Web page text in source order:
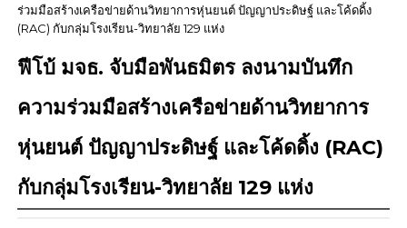
ร่วมมือสร้างเครือข่ายด้านวิทยาการหุ่นยนต์ ปัญญาประดิษฐ์ และโค้ดดิ้ง
(RAC) กับกลุ่มโรงเรียน-วิทยาลัย 129 แห่ง
ฟีโบ้ มจธ. จับมือพันธมิตร ลงนามบันทึก
ความร่วมมือสร้างเครือข่ายด้านวิทยาการ
หุ่นยนต์ ปัญญาประดิษฐ์ และโค้ดดิ้ง (RAC)
กับกลุ่มโรงเรียน-วิทยาลัย 129 แห่ง